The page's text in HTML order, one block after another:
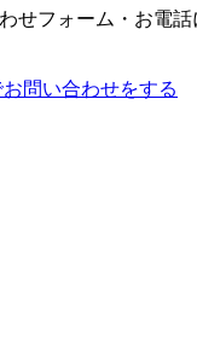
フォーム・お電話